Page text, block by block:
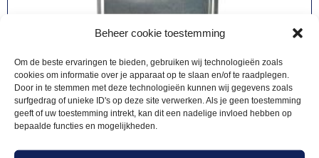
Beheer cookie toestemming
Om de beste ervaringen te bieden, gebruiken wij technologieën zoals
cookies om informatie over je apparaat op te slaan en/of te raadplegen.
Door in te stemmen met deze technologieën kunnen wij gegevens zoals
surfgedrag of unieke ID's op deze site verwerken. Als je geen toestemming
geeft of uw toestemming intrekt, kan dit een nadelige invloed hebben op
bepaalde functies en mogelijkheden.